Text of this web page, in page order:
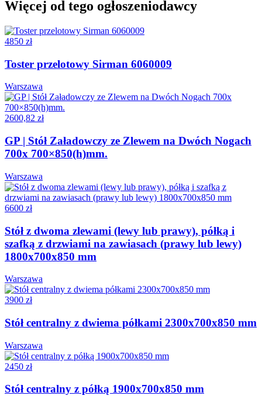
Więcej od tego ogłoszeniodawcy
4850 zł
Toster przelotowy Sirman 6060009
Warszawa
2600,82 zł
GP | Stół Załadowczy ze Zlewem na Dwóch Nogach
700x 700×850(h)mm.
Warszawa
6600 zł
Stół z dwoma zlewami (lewy lub prawy), półką i
szafką z drzwiami na zawiasach (prawy lub lewy)
1800x700x850 mm
Warszawa
3900 zł
Stół centralny z dwiema półkami 2300x700x850 mm
Warszawa
2450 zł
Stół centralny z półką 1900x700x850 mm